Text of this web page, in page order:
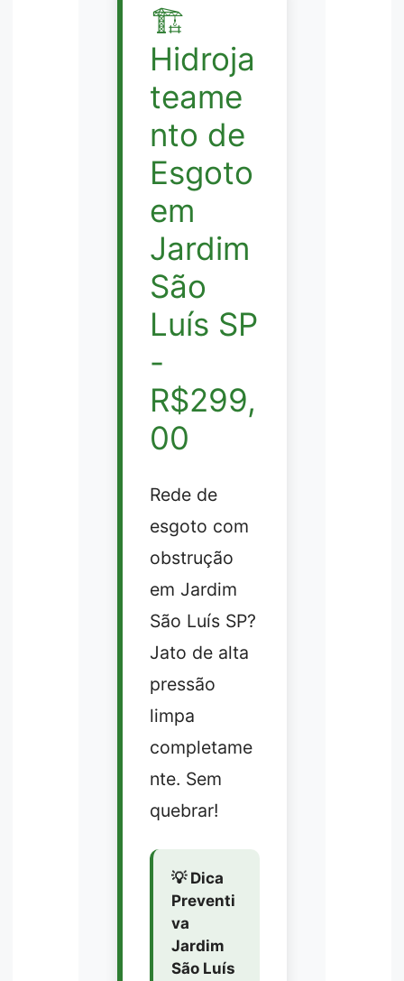
🏗️
Hidroja
teame
nto de
Esgoto
em
Jardim
São
Luís SP
-
R$299,
00
Rede de
esgoto com
obstrução
em Jardim
São Luís SP?
Jato de alta
pressão
limpa
completame
nte. Sem
quebrar!
💡 Dica
Preventi
va
Jardim
São Luís